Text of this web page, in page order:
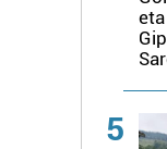
5